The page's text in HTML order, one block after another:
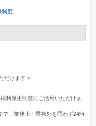
制度
だけます >
利厚生制度にご活用いただけま
で、業務上・業務外を問わず24時